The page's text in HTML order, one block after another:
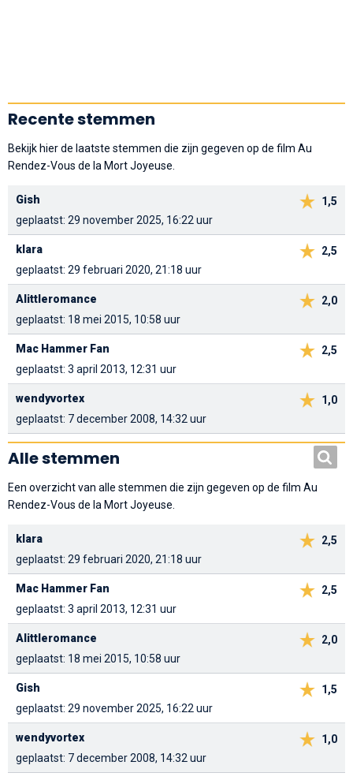
Recente stemmen
Bekijk hier de laatste stemmen die zijn gegeven op de film Au
Rendez-Vous de la Mort Joyeuse.
1,5
Gish
geplaatst: 29 november 2025, 16:22 uur
2,5
klara
geplaatst: 29 februari 2020, 21:18 uur
2,0
Alittleromance
geplaatst: 18 mei 2015, 10:58 uur
2,5
Mac Hammer Fan
geplaatst: 3 april 2013, 12:31 uur
1,0
wendyvortex
geplaatst: 7 december 2008, 14:32 uur
Alle stemmen
Een overzicht van alle stemmen die zijn gegeven op de film Au
Rendez-Vous de la Mort Joyeuse.
2,5
klara
geplaatst: 29 februari 2020, 21:18 uur
2,5
Mac Hammer Fan
geplaatst: 3 april 2013, 12:31 uur
2,0
Alittleromance
geplaatst: 18 mei 2015, 10:58 uur
1,5
Gish
geplaatst: 29 november 2025, 16:22 uur
1,0
wendyvortex
geplaatst: 7 december 2008, 14:32 uur